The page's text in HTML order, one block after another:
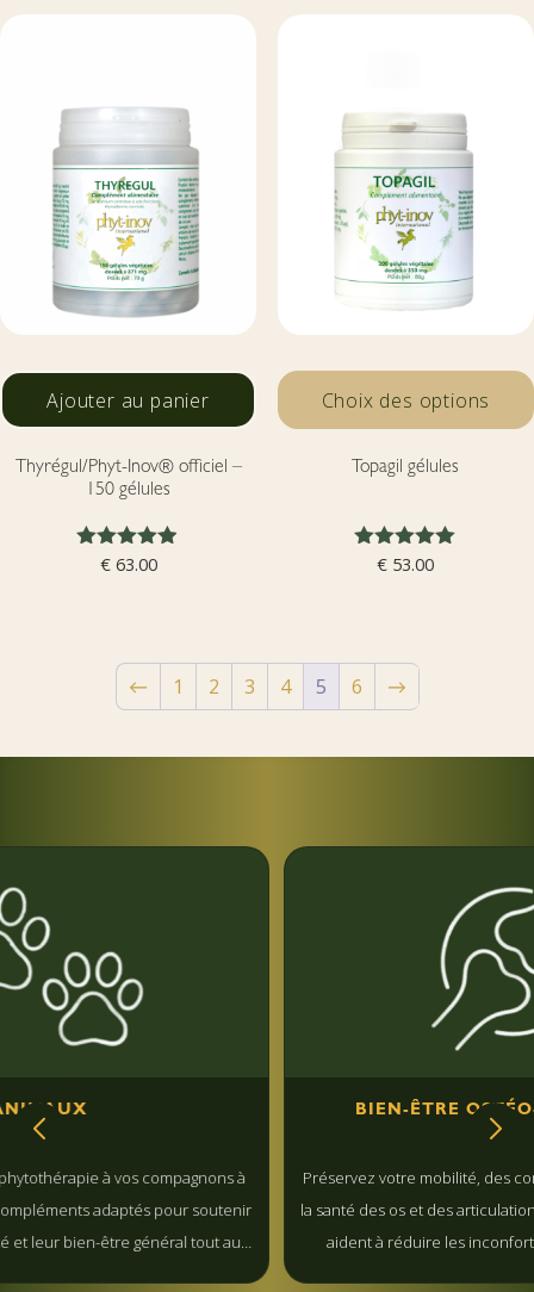
Ajouter au panier
Thyrégul/Phyt-Inov® officiel –
150 gélules
Note
€63.00
Choix des options
Topagil gélules
Note
€ 53.00
← 1 2 3 4 5 6 →
compagnons à
pour soutenir
général tout au
BIEN-ÊTRE OSTÉO-
Préservez votre mobilité, des compléments
la santé des os et des articulations, favorisent la
aident à réduire les inconforts liés aux